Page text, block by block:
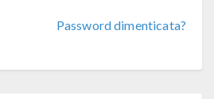
Password dimenticata?